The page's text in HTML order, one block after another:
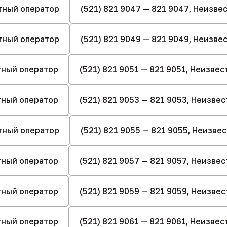
оператор (521) 821 9047 — 821 9047,
оператор (521) 821 9049 — 821 9049,
оператор (521) 821 9051 — 821 9051,
оператор (521) 821 9053 — 821 9053,
оператор (521) 821 9055 — 821 9055,
оператор (521) 821 9057 — 821 9057,
оператор (521) 821 9059 — 821 9059,
оператор (521) 821 9061 — 821 9061,